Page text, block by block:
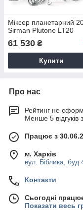
Міксер планетарний
Sirman Plutone LT20
61 530 ₴
Купити
Про нас
Рейтинг не
Менше 5 відгуків
Працює з
м. Харків
вул. Біблика, буд
Контакти
Сьогодні
Показати весь